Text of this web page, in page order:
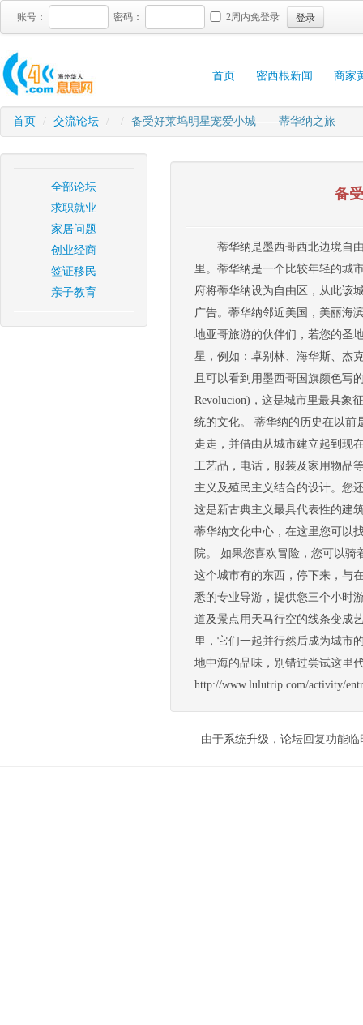
账号： 密码： 2周内免登录 登录
首页 密西根新闻 商家
首页 / 交流论坛 / / 备受好莱坞明星宠爱小城——蒂华纳之旅
全部论坛
求职就业
家居问题
创业经商
签证移民
亲子教育
备
蒂华纳是墨西哥西北边境自
里。蒂华纳是一个比较年轻的城
府将蒂华纳设为自由区，从此该
广告。蒂华纳邻近美国，美丽海
地亚哥旅游的伙伴们，若您的圣
星，例如：卓别林、海华斯、杰
且可以看到用墨西哥国旗颜色写
Revolucion)，这是城市里最具象
统的文化。 蒂华纳的历史在以前
走走，并借由从城市建立起到现
工艺品，电话，服装及家用物品
主义及殖民主义结合的设计。您
这是新古典主义最具代表性的建
蒂华纳文化中心，在这里您可以
院。 如果您喜欢冒险，您可以
这个城市有的东西，停下来，与
悉的专业导游，提供您三个小时
道及景点用天马行空的线条变成
里，它们一起并行然后成为城市
地中海的品味，别错过尝试这里
http://www.lulutrip.com/activity/
由于系统升级，论坛回复功能临